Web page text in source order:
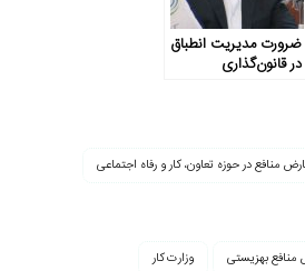
ضرورت مدیریت انطباق
در قانون‌گذاری
منافع در حوزه تعاون، کار و رفاه اجتماعی
منافع بهزیستی وزارت کار